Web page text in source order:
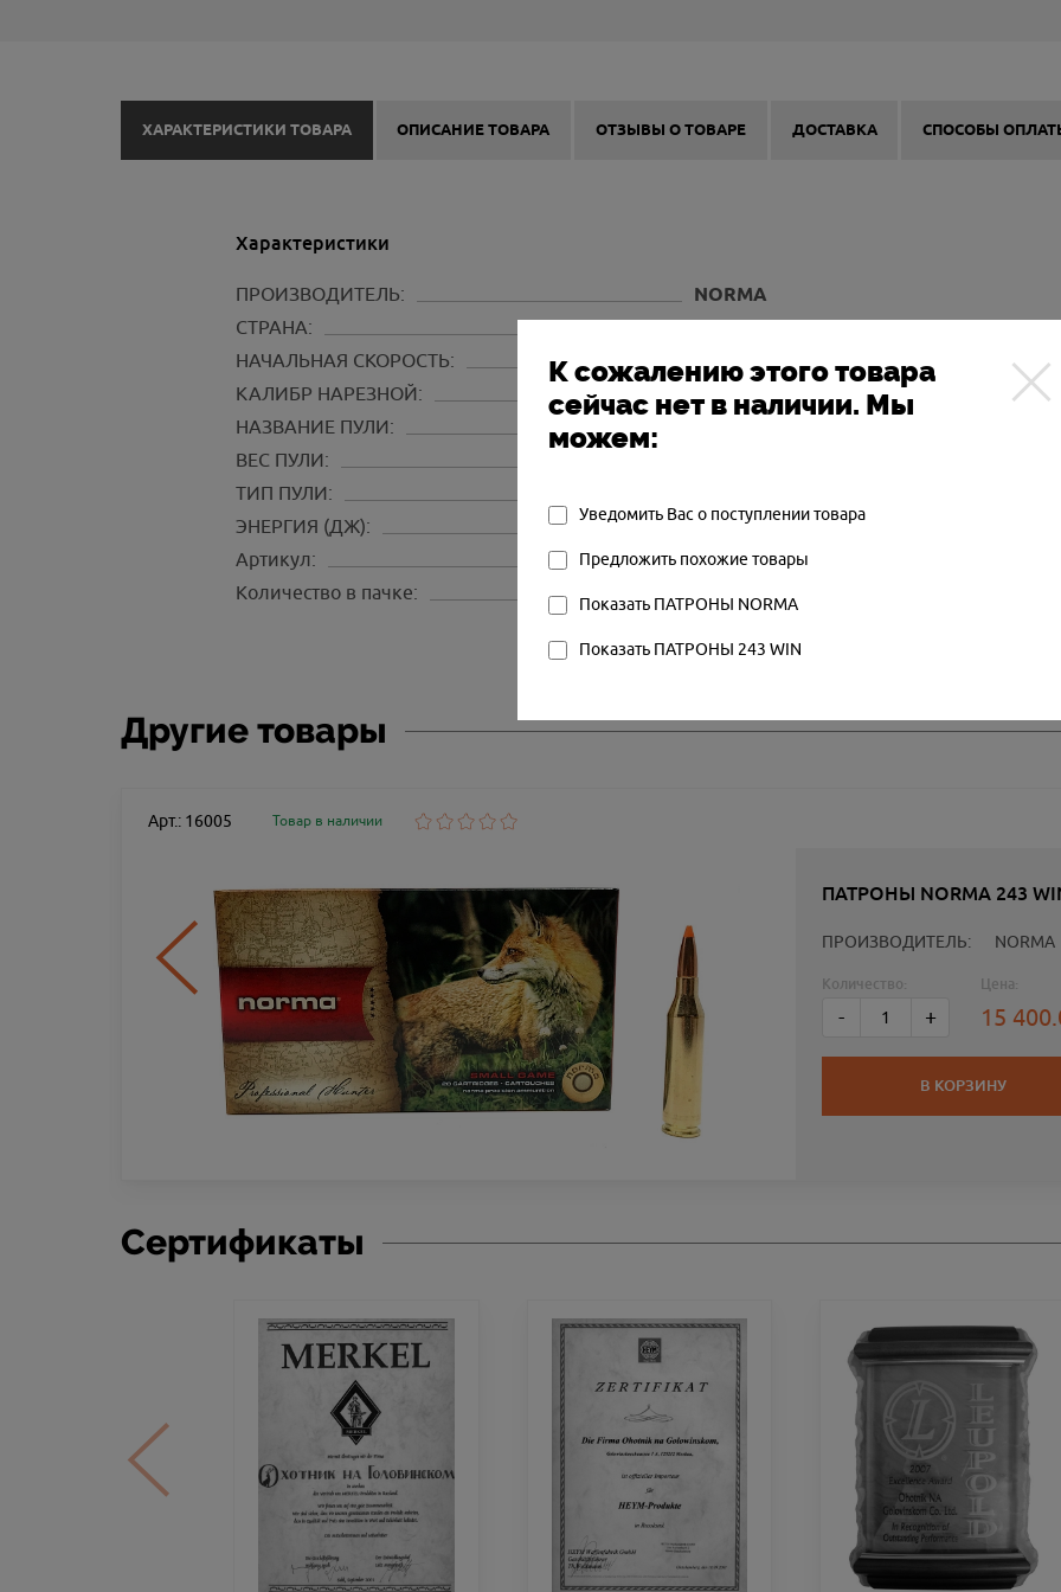
ХАРАКТЕРИСТИКИ ТОВАРА ОПИСАНИЕ ТОВАРА ОТЗЫВЫ О ТОВАРЕ ДОСТАВКА СПОСОБЫ
Характеристики
ПРОИЗВОДИТЕЛЬ: NORMA
СТРАНА:
НАЧАЛЬНАЯ СКОРОСТЬ: 1015 М/С
КАЛИБР НАРЕЗНОЙ: 243 WIN
НАЗВАНИЕ ПУЛИ:
ВЕС ПУЛИ:
ТИП ПУЛИ:
ЭНЕРГИЯ (ДЖ): 2505 ДЖ
Артикул: 16004
Количество в пачке: 20.00
К сожалению этого товара
сейчас нет в наличии. Мы
можем:
Уведомить Вас о поступлении товара
Предложить похожие товары
Показать ПАТРОНЫ NORMA
Показать ПАТРОНЫ 243 WIN
Другие товары
Арт.: 16005 Товар в наличии
ПАТРОНЫ NORMA 243
ПРОИЗВОДИТЕЛЬ: NORMA
Количество:
- +
Цена:
15
В КОРЗИНУ
Сертификаты